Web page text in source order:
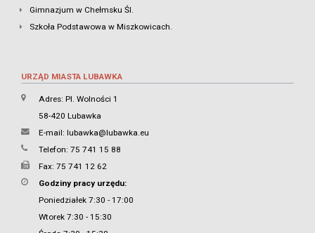
Gimnazjum w Chełmsku Śl.
Szkoła Podstawowa w Miszkowicach.
URZĄD MIASTA LUBAWKA
Adres: Pl. Wolności 1
58-420 Lubawka
E-mail: lubawka@lubawka.eu
Telefon: 75 741 15 88
Fax: 75 741 12 62
Godziny pracy urzędu:
Poniedziałek 7:30 - 17:00
Wtorek 7:30 - 15:30